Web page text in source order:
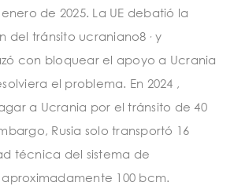
de 2025. La UE debatió la
del tránsito ucraniano8
y
con bloquear el apoyo a Ucrania
el problema. En 2024 ,
a Ucrania por el tránsito de 40
Rusia solo transportó 16
técnica del sistema de
100 bcm.